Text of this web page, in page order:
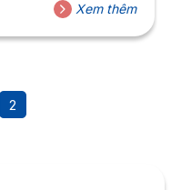
Xem thêm
2